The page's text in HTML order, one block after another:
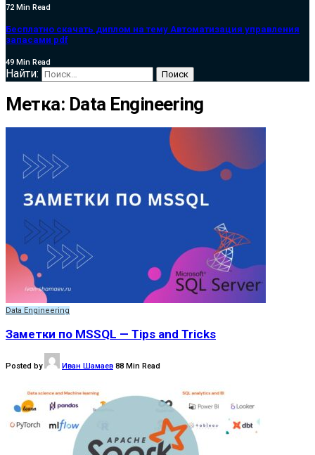
72 Min Read
Бесплатно скачать диплом на тему Автоматизация управления
запасами pdf
49 Min Read
Найти:
Метка: Data Engineering
Data Engineering
Заметки по MSSQL — Tips and Tricks
Posted by Иван Шамаев 88 Min Read